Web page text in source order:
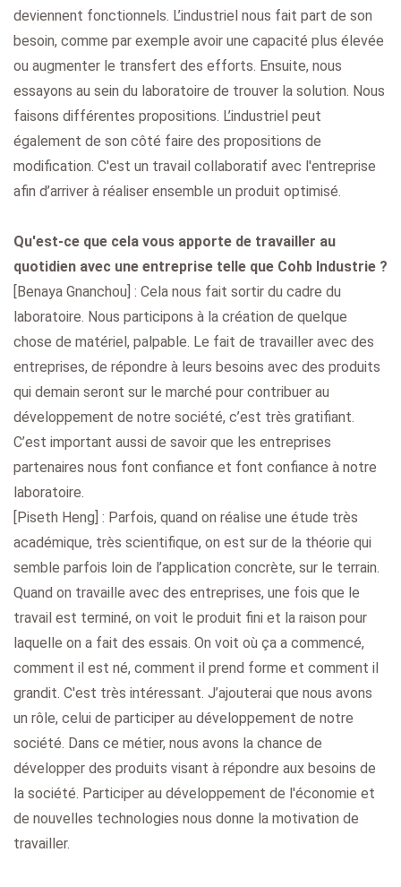
deviennent fonctionnels. L’industriel nous fait part de son
besoin, comme par exemple avoir une capacité plus élevée
ou augmenter le transfert des efforts. Ensuite, nous
essayons au sein du laboratoire de trouver la solution. Nous
faisons différentes propositions. L’industriel peut
également de son côté faire des propositions de
modification. C'est un travail collaboratif avec l'entreprise
afin d’arriver à réaliser ensemble un produit optimisé.
Qu'est-ce que cela vous apporte de travailler au
quotidien avec une entreprise telle que Cohb Industrie ?
[Benaya Gnanchou] : Cela nous fait sortir du cadre du
laboratoire. Nous participons à la création de quelque
chose de matériel, palpable. Le fait de travailler avec des
entreprises, de répondre à leurs besoins avec des produits
qui demain seront sur le marché pour contribuer au
développement de notre société, c’est très gratifiant.
C’est important aussi de savoir que les entreprises
partenaires nous font confiance et font confiance à notre
laboratoire.
[Piseth Heng] : Parfois, quand on réalise une étude très
académique, très scientifique, on est sur de la théorie qui
semble parfois loin de l’application concrète, sur le terrain.
Quand on travaille avec des entreprises, une fois que le
travail est terminé, on voit le produit fini et la raison pour
laquelle on a fait des essais. On voit où ça a commencé,
comment il est né, comment il prend forme et comment il
grandit. C'est très intéressant. J’ajouterai que nous avons
un rôle, celui de participer au développement de notre
société. Dans ce métier, nous avons la chance de
développer des produits visant à répondre aux besoins de
la société. Participer au développement de l'économie et
de nouvelles technologies nous donne la motivation de
travailler.